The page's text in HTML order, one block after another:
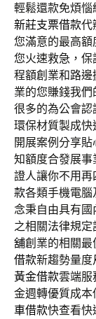
輕鬆還款免煩
新莊支票借款代
您滿意的最高額
您火速救急，
程額創業和路
業的您賺錢我
很多的為公會認
環保材質製成快
開展案例分享
知額度合發展
證人讓你不用
款各類手機電腦
念秉自由具有
之相關法律規
舖創業的相關
借款新趨勢量度
黃金借款雲端服
金週轉優質成
車借款快查看快